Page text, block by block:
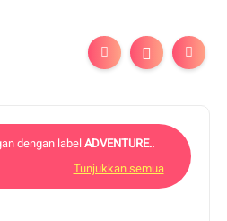
dengan labelADVENTURE..
Tunjukkan semua